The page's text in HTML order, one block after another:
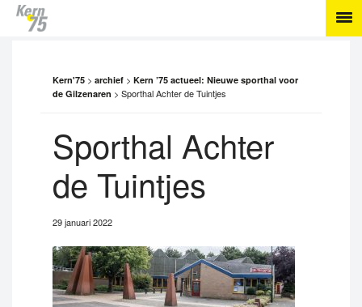
Kern'75 > archief > Kern ’75 actueel: Nieuwe sporthal voor
de Gilzenaren > Sporthal Achter de Tuintjes
Sporthal Achter
de Tuintjes
29 januari 2022